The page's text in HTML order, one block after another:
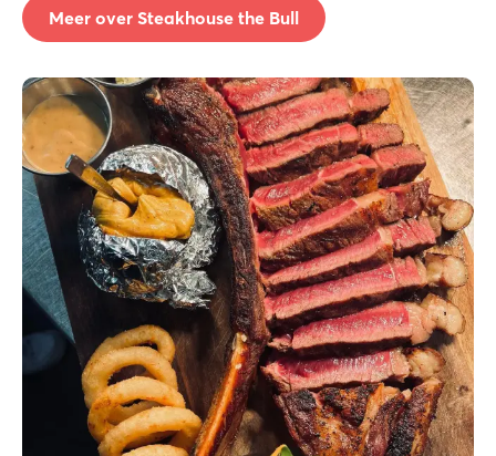
Meer over Steakhouse the Bull